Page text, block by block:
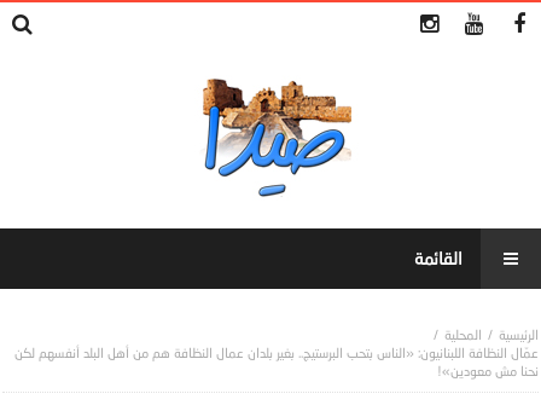
المحلية
عمّال النظافة اللبنانيون: «الناس بتحب البرستيج.. بغير بلدان عمال النظافة هم من أهل البلد أنفسهم لكن
نحنا مش معودين»!